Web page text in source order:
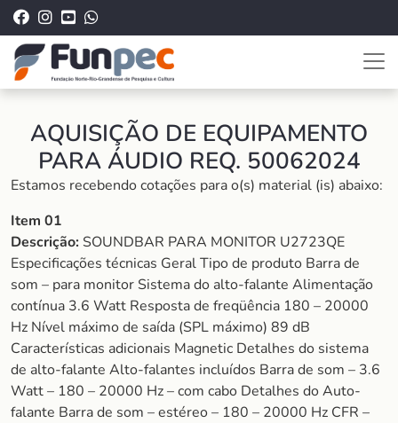
AQUISIÇÃO DE EQUIPAMENTO
PARA ÁUDIO REQ. 50062024
Estamos recebendo cotações para o(s) material (is) abaixo:
Item 01
Descrição: SOUNDBAR PARA MONITOR U2723QE
Especificações técnicas Geral Tipo de produto Barra de
som – para monitor Sistema do alto-falante Alimentação
contínua 3.6 Watt Resposta de freqüência 180 – 20000
Hz Nível máximo de saída (SPL máximo) 89 dB
Características adicionais Magnetic Detalhes do sistema
de alto-falante Alto-falantes incluídos Barra de som – 3.6
Watt – 180 – 20000 Hz – com cabo Detalhes do Auto-
falante Barra de som – estéreo – 180 – 20000 Hz CFR –